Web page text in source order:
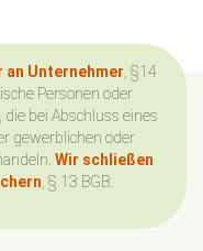
an Unternehmer , §14
Personen oder
bei Abschluss eines
gewerblichen oder
Wir schließen
, § 13 BGB.